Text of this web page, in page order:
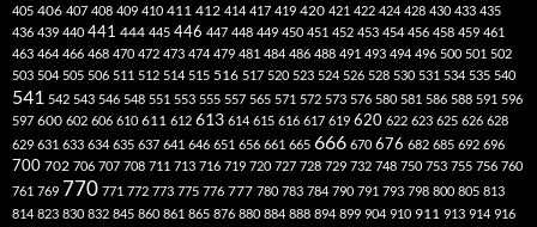
405 406 407 408 409 410 411 412 414 417 419 420 421 422 424 428 430 433 435
436 439 440 441 444 445 446 447 448 449 450 451 452 453 454 456 458 459 461
463 464 466 468 470 472 473 474 479 481 484 486 488 491 493 494 496 500 501 502
503 504 505 506 511 512 514 515 516 517 520 523 524 526 528 530 531 534 535 540
541 542 543 546 548 551 553 555 557 565 571 572 573 576 580 581 586 588 591 596
597 600 602 606 610 611 612 613 614 615 616 617 619 620 622 623 625 626 628
629 631 633 634 635 637 641 646 651 656 661 665 666 670 676 682 685 692 696
700 702 706 707 708 711 713 716 719 720 727 728 729 732 748 750 753 755 756 760
761 769 770 771 772 773 775 776 777 780 783 784 790 791 793 798 800 805 813
814 823 830 832 845 860 861 865 876 880 884 888 894 899 904 910 911 913 914 916